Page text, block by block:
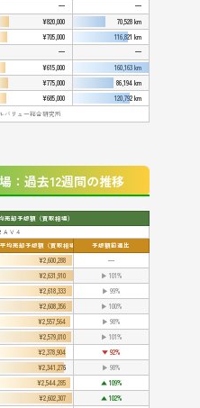
—
—
¥820,000
70,528 km
¥705,000
116,821 km
—
—
¥615,000
160,163 km
¥775,000
86,194 km
¥685,000
120,792 km
バリュー総合研究所
：過去12週間の推移
却予想額（買取相場）
ＡＶ４
平均売却予想額（買取相場）
予想額前週比
¥2,600,288
━
¥2,631,910
▶ 101%
¥2,618,333
▶ 99%
¥2,608,356
▶ 100%
¥2,557,564
▶ 98%
¥2,579,010
▶ 101%
¥2,378,904
▼ 92%
¥2,341,276
▶ 98%
¥2,544,285
▲ 109%
¥2,602,307
▲ 102%